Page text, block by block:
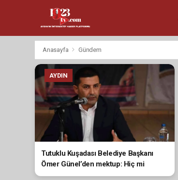
Anasayfa Gündem
AYDIN
Tutuklu Kuşadası Belediye Başkanı
Ömer Günel’den mektup: Hiç mi
vicdanınız sızlamıyor?